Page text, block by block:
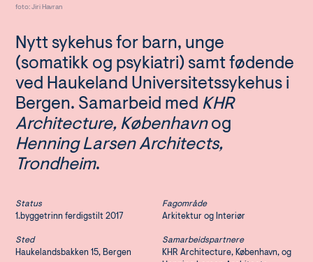
foto: Jiri Havran
Nytt sykehus for barn, unge
(somatikk og psykiatri) samt fødende
ved Haukeland Universitetssykehus i
Bergen. Samarbeid med KHR
Architecture, Københavnog
Henning Larsen Architects,
Trondheim.
Status
1.byggetrinn ferdigstilt 2017
Sted
Haukelandsbakken 15, Bergen
Fagområde
Arkitektur og Interiør
Samarbeidspartnere
KHR Architecture, København, og